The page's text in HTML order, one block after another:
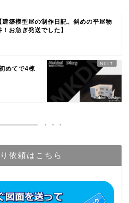
【建築模型屋の制作日記。斜めの平屋物
！お急ぎ発送でした】
めてで4棟
依頼はこちら